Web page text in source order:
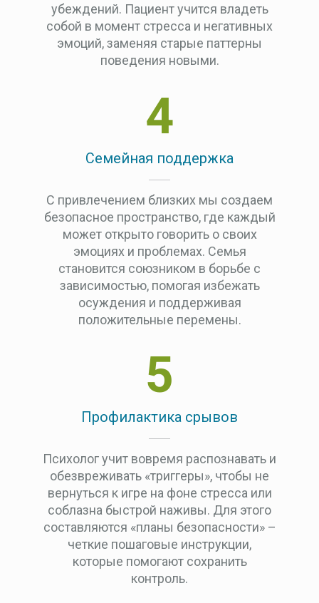
убеждений. Пациент учится владеть
собой в момент стресса и негативных
эмоций, заменяя старые паттерны
поведения новыми.
4
Семейная поддержка
С привлечением близких мы создаем
безопасное пространство, где каждый
может открыто говорить о своих
эмоциях и проблемах. Семья
становится союзником в борьбе с
зависимостью, помогая избежать
осуждения и поддерживая
положительные перемены.
5
Профилактика срывов
Психолог учит вовремя распознавать и
обезвреживать «триггеры», чтобы не
вернуться к игре на фоне стресса или
соблазна быстрой наживы. Для этого
составляются «планы безопасности» –
четкие пошаговые инструкции,
которые помогают сохранить
контроль.